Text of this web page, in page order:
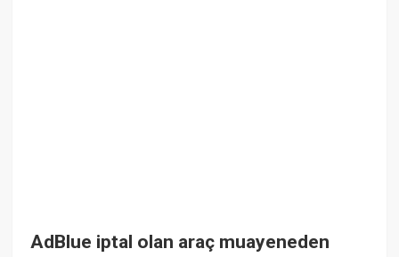
AdBlue iptal olan araç muayeneden